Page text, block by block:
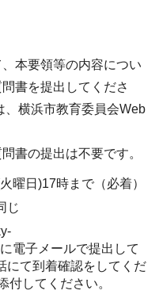
本要領等の内容につい
書を提出してくださ
、横浜市教育委員会Web
書の提出は不要です。
日)17時まで（必着）
じ
電子メールで提出して
にて到着確認をしてくだ
してください。